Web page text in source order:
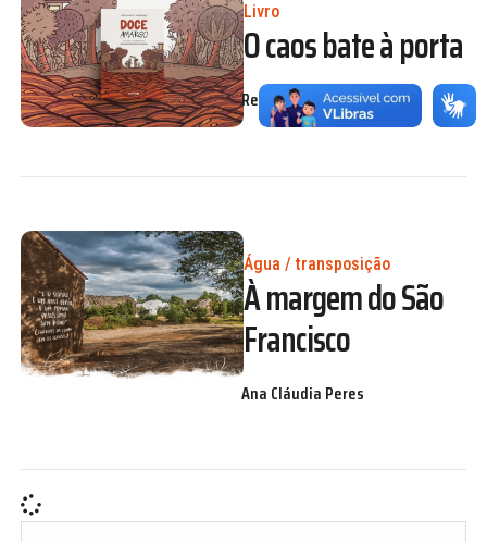
Livro
O caos bate à porta
Redação
Água / transposição
À margem do São
Francisco
Ana Cláudia Peres